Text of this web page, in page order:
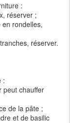
:
réserver ;
rondelles,
réserver.
:
peut chauffer
de la pâte ;
et de basilic